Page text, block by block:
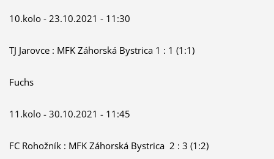
10.kolo - 23.10.2021 - 11:30
TJ Jarovce : MFK Záhorská Bystrica 1 : 1 (1:1)
Fuchs
11.kolo - 30.10.2021 - 11:45
FC Rohožník : MFK Záhorská Bystrica 2 : 3 (1:2)